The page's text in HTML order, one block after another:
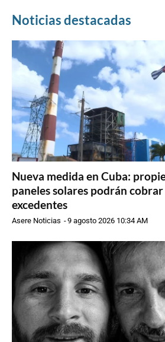
Noticias destacadas
Nueva medida en Cuba:
paneles solares podrán
excedentes
Asere Noticias -9 agosto 2026 10:34 AM